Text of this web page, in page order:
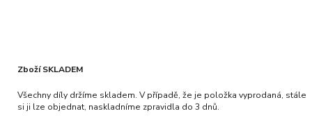
Zboží SKLADEM
Všechny díly držíme skladem. V případě, že je položka vyprodaná, stále
si ji lze objednat, naskladníme zpravidla do 3 dnů.